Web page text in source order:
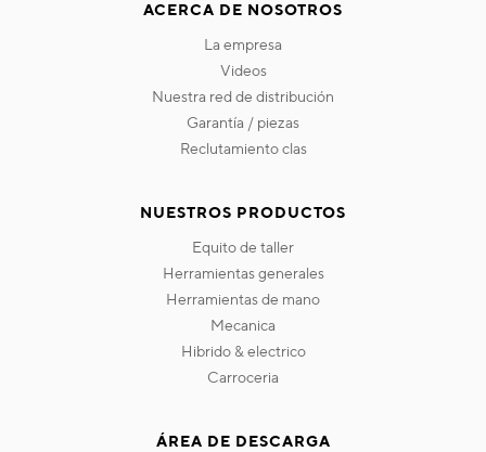
ACERCA DE NOSOTROS
la empresa
videos
nuestra red de distribución
garantía / piezas
reclutamiento clas
NUESTROS PRODUCTOS
equito de taller
herramientas generales
herramientas de mano
mecanica
hibrido & electrico
carroceria
ÁREA DE DESCARGA